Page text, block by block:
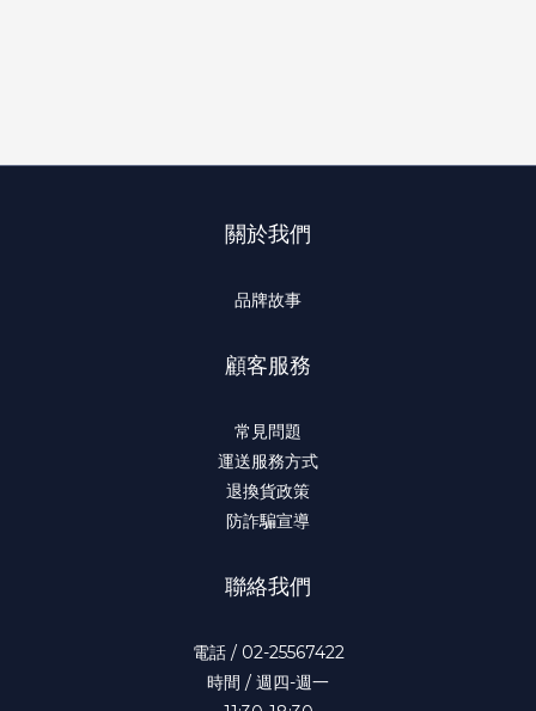
關於我們
品牌故事
顧客服務
常見問題
運送服務方式
退換貨政策
防詐騙宣導
聯絡我們
電話 / 02-25567422
時間 / 週四-週一